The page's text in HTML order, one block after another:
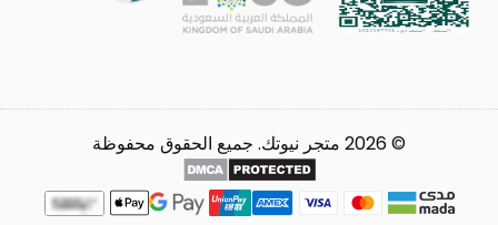
© 2026 متجر نيوتك. جميع الحقوق محفوظة